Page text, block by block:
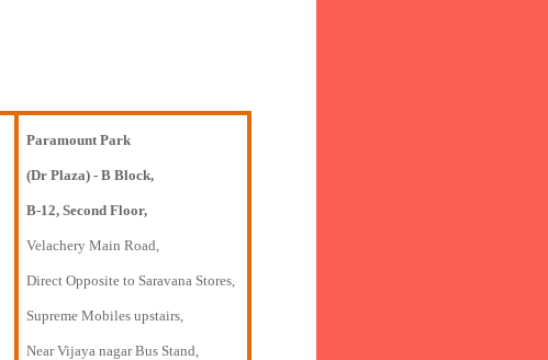
Paramount Park
(Dr Plaza) - B Block,
B-12, Second Floor,
Velachery Main Road,
Direct Opposite to Saravana Stores,
Supreme Mobiles upstairs,
Near Vijaya nagar Bus Stand,